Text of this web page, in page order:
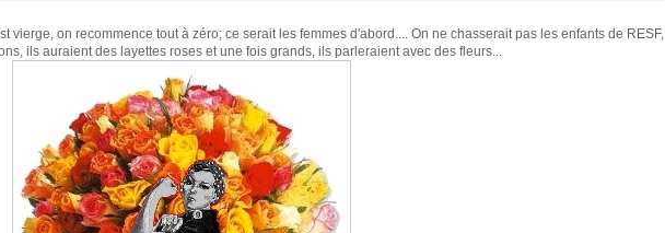
vierge, on recommence tout à zéro; ce serait les femmes d'abord.... On ne chasserait pas les enfants de RESF,
ils auraient des layettes roses et une fois grands, ils parleraient avec des fleurs...